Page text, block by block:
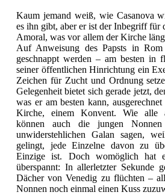
Kaum jemand weiß, wie Casanova
es ihn gibt, aber er ist der Inbegriff für
Amoral, was vor allem der Kirche
Auf Anweisung des Papsts in Rom
geschnappt werden – am besten in
seiner öffentlichen Hinrichtung ein
Zeichen für Zucht und Ordnung
Gelegenheit bietet sich gerade jetzt,
was er am besten kann,
Kirche, einem Konvent. Wie alle
können auch die jungen
unwiderstehlichen Galan sagen,
gelingt, jede Einzelne davon zu
Einzige ist. Doch womöglich hat
überspannt: In allerletzter Sekunde
Dächer von Venedig zu flüchten –
Nonnen noch einmal einen Kuss